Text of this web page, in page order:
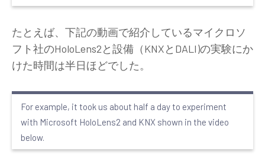
たとえば、下記の動画で紹介しているマイクロソ
フト社のHoloLens2と設備（KNXとDALI)の実験にか
けた時間は半日ほどでした。
For example, it took us about half a day to experiment
with Microsoft HoloLens2 and KNX shown in the video
below.